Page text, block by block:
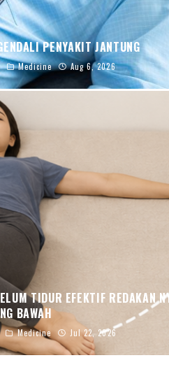
PENYAKIT JANTUNG
Medicine Aug 6, 2026
TIDUR EFEKTIF REDAKAN
BAWAH
Medicine Jul 22, 2026